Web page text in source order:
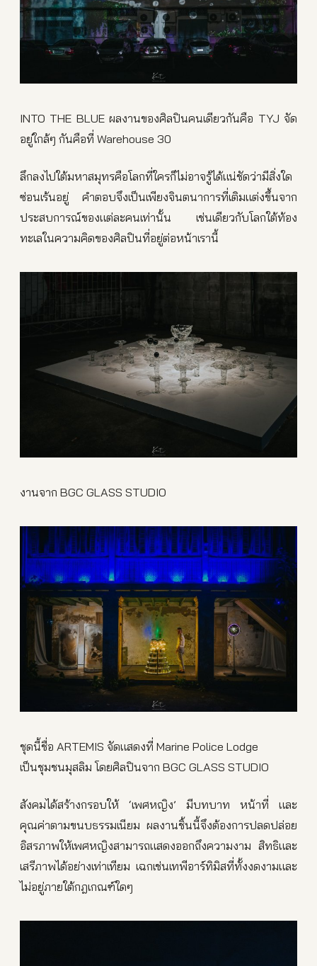
INTO THE BLUE ผลงานของศิลปินคนเดียวกันคือ TYJ จัด
อยู่ใกล้ๆ กันคือที่ Warehouse 30
ลึกลงไปใต้มหาสมุทรคือโลกที่ใครก็ไม่อาจรู้ได้แน่ชัดว่ามีสิ่งใด
ซ่อนเร้นอยู่ คำตอบจึงเป็นเพียงจินตนาการที่เติมแต่งขึ้นจาก
ประสบการณ์ของแต่ละคนเท่านั้น เช่นเดียวกับโลกใต้ท้อง
ทะเลในความคิดของศิลปินที่อยู่ต่อหน้าเรานี้
งานจาก BGC GLASS STUDIO
ชุดนี้ชื่อ ARTEMIS จัดแสดงที่ Marine Police Lodge
เป็นชุมชนมุสลิม โดยศิลปินจาก BGC GLASS STUDIO
สังคมได้สร้างกรอบให้ ‘เพศหญิง’ มีบทบาท หน้าที่ และ
คุณค่าตามขนบธรรมเนียม ผลงานชิ้นนี้จึงต้องการปลดปล่อย
อิสรภาพให้เพศหญิงสามารถแสดงออกถึงความงาม สิทธิและ
เสรีภาพได้อย่างเท่าเทียม เฉกเช่นเทพีอาร์ทิมิสที่ทั้งงดงามและ
ไม่อยู่ภายใต้กฎเกณฑ์ใดๆ